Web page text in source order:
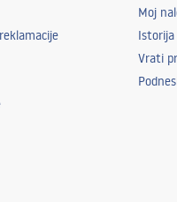
Moj
Vrati